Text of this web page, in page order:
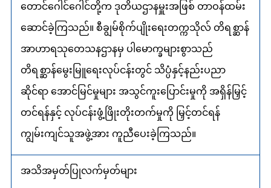
တောင်ဂေါင်ဂေါင်တို့က ဒုတိယဌာနမှူးအဖြစ် တာဝန်ထမ်း
ဆောင်ခဲ့ကြသည်။ စီချွမ်စိုက်ပျိုးရေးတက္ကသိုလ် တိရစ္ဆာန်
အာဟာရသုတေသနဌာနမှ ပါမောက္ခများစွာသည်
တိရစ္ဆာန်မွေးမြူရေးလုပ်ငန်းတွင် သိပ္ပံနှင့်နည်းပညာ
ဆိုင်ရာ အောင်မြင်မှုများ အသွင်ကူးပြောင်းမှုကို အရှိန်မြှင့်
တင်ရန်နှင့် လုပ်ငန်းဖွံ့ဖြိုးတိုးတက်မှုကို မြှင့်တင်ရန်
ကျွမ်းကျင်သူအဖွဲ့အား ကူညီပေးခဲ့ကြသည်။
အသိအမှတ်ပြုလက်မှတ်များ